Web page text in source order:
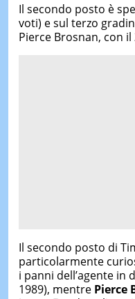
Il secondo posto è
voti) e sul terzo
Pierce Brosnan, con il
Il secondo posto di
particolarmente
i panni dell’agente in
1989), mentre Pierce